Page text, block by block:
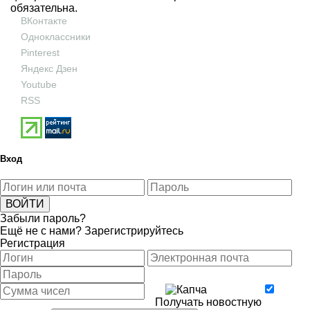
обязательна.
ВКонтакте
Одноклассники
Pinterest
Яндекс Дзен
Youtube
RSS
Вход
Забыли пароль?
Ещё не с нами? Зарегистрируйтесь
Регистрация
Получать новостную